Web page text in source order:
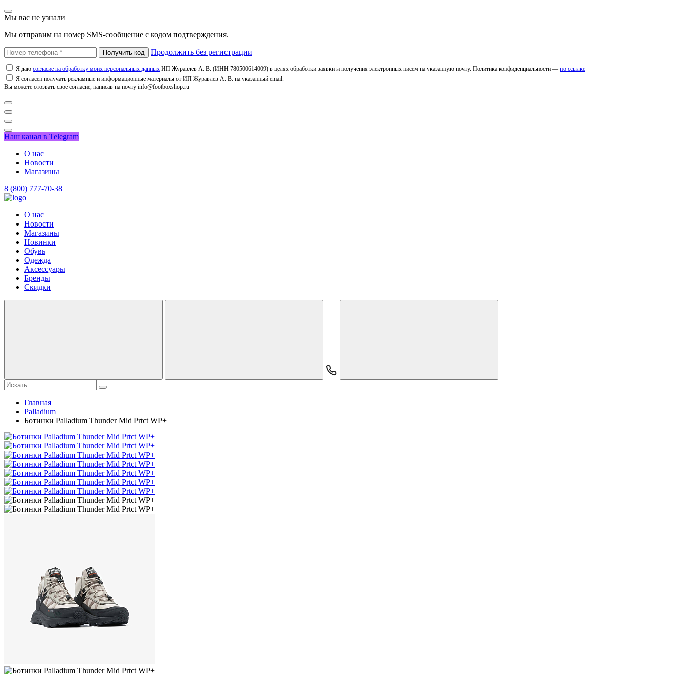
Мы вас не узнали
Мы отправим на номер SMS-сообщение с кодом подтверждения.
Продолжить без регистрации
Я даю согласие на обработку моих персональных данных ИП Журавлев А. В. (ИНН 780500614009) в целях обработки заявки и получения электронных писем на указанную почту. Политика конфиденциальности — по ссылке
Я согласен получать рекламные и информационные материалы от ИП Журавлев А. В. на указанный email.
Вы можете отозвать своё согласие, написав на почту info@footboxshop.ru
Наш канал в Telegram
О нас
Новости
Магазины
8 (800) 777-70-38
О нас
Новости
Магазины
Новинки
Обувь
Одежда
Аксессуары
Бренды
Скидки
Главная
Palladium
Ботинки Palladium Thunder Mid Prtct WP+